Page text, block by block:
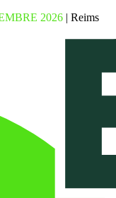
2026 | Reims